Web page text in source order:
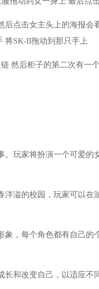
点击女主头上的海报会
将SK-II拖动到那只手上
然后柜子的第二次有一
。玩家将扮演一个可爱
洋溢的校园，玩家可以
象，每个角色都有自己的
长和改变自己，以适应不